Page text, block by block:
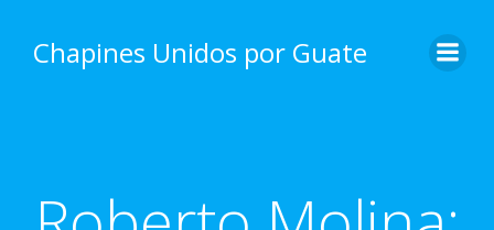
content
Chapines Unidos por Guate